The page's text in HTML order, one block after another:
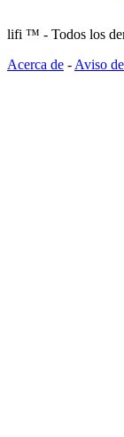
lifi ™ - Todos los
Acerca de - Aviso